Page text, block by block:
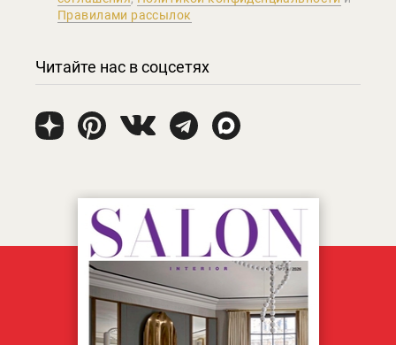
Правилами рассылок
Читайте нас в соцсетях